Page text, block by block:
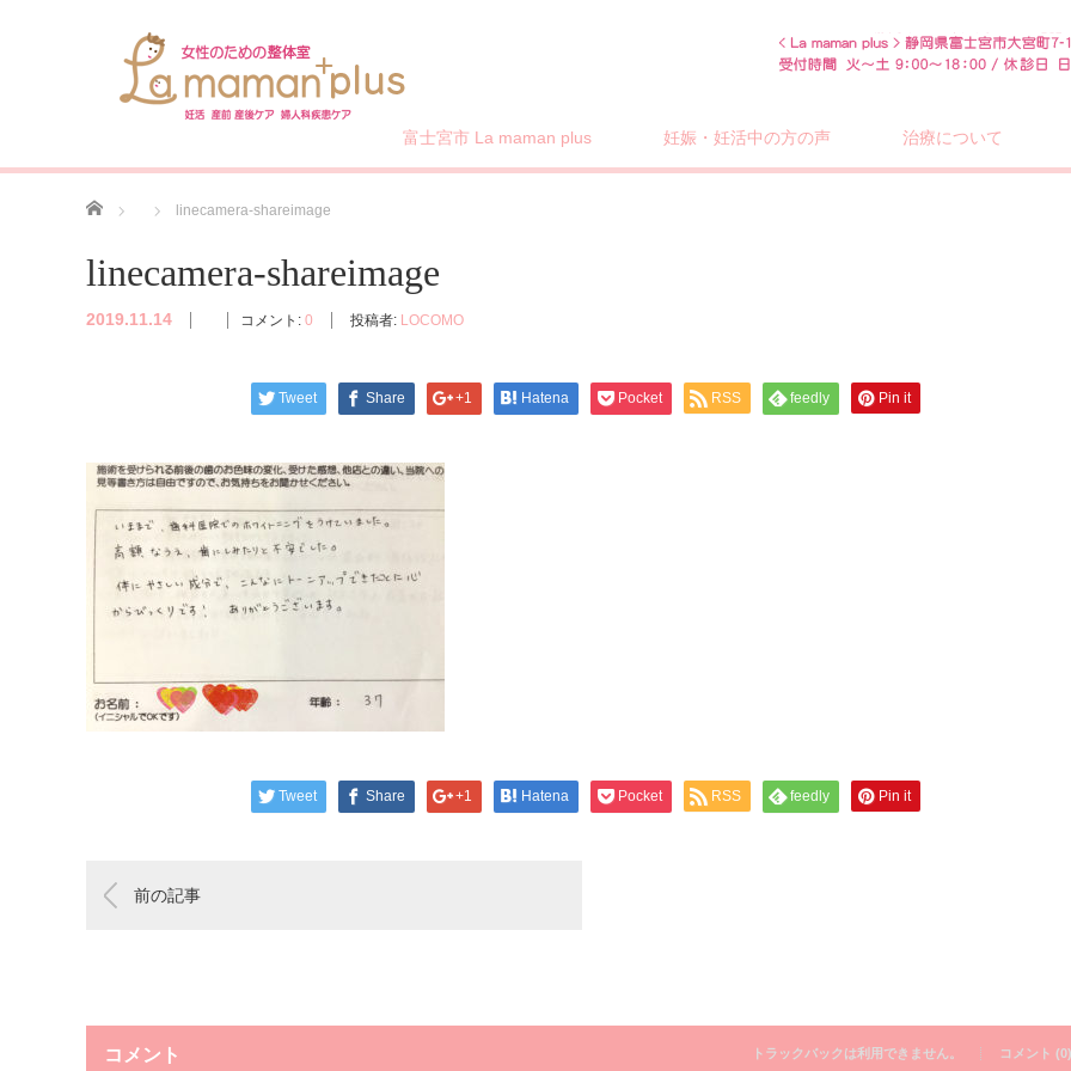
富士宮市 La maman plus 妊娠・妊活中の方の声 治療について
ホーム linecamera-shareimage
linecamera-shareimage
2019.11.14 コメント: 0 投稿者: LOCOMO
Tweet Share +1 Hatena Pocket RSS feedly Pin it
Tweet Share +1 Hatena Pocket RSS feedly Pin it
前の記事
コメント トラックバックは利用できません。 コメント (0)